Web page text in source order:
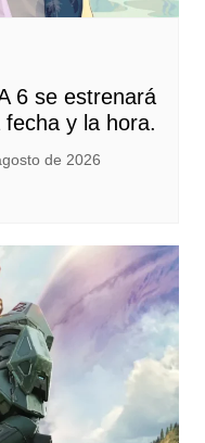
6 se estrenará
y la hora.
de 2026